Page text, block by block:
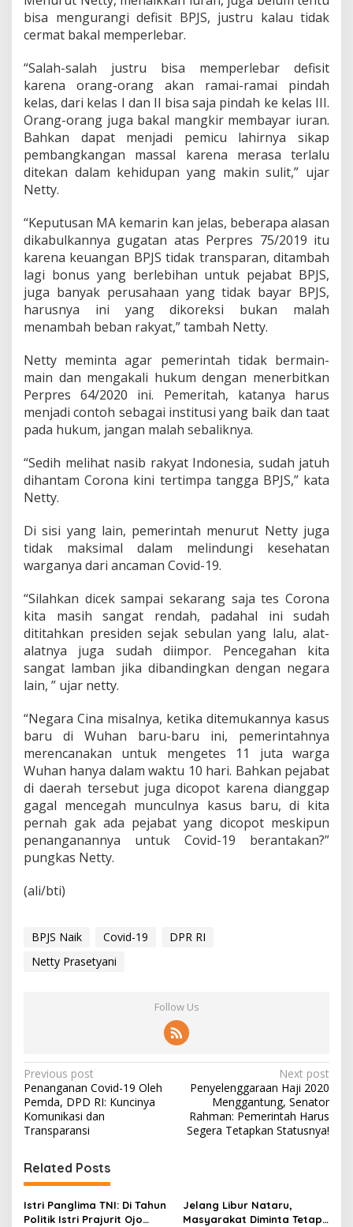
bisa mengurangi defisit BPJS, justru kalau tidak
cermat bakal memperlebar.
“Salah-salah justru bisa memperlebar defisit
karena orang-orang akan ramai-ramai pindah
kelas, dari kelas I dan II bisa saja pindah ke kelas III.
Orang-orang juga bakal mangkir membayar iuran.
Bahkan dapat menjadi pemicu lahirnya sikap
pembangkangan massal karena merasa terlalu
ditekan dalam kehidupan yang makin sulit,” ujar
Netty.
“Keputusan MA kemarin kan jelas, beberapa alasan
dikabulkannya gugatan atas Perpres 75/2019 itu
karena keuangan BPJS tidak transparan, ditambah
lagi bonus yang berlebihan untuk pejabat BPJS,
juga banyak perusahaan yang tidak bayar BPJS,
harusnya ini yang dikoreksi bukan malah
menambah beban rakyat,” tambah Netty.
Netty meminta agar pemerintah tidak bermain-
main dan mengakali hukum dengan menerbitkan
Perpres 64/2020 ini. Pemeritah, katanya harus
menjadi contoh sebagai institusi yang baik dan taat
pada hukum, jangan malah sebaliknya.
“Sedih melihat nasib rakyat Indonesia, sudah jatuh
dihantam Corona kini tertimpa tangga BPJS,” kata
Netty.
Di sisi yang lain, pemerintah menurut Netty juga
tidak maksimal dalam melindungi kesehatan
warganya dari ancaman Covid-19.
“Silahkan dicek sampai sekarang saja tes Corona
kita masih sangat rendah, padahal ini sudah
dititahkan presiden sejak sebulan yang lalu, alat-
alatnya juga sudah diimpor. Pencegahan kita
sangat lamban jika dibandingkan dengan negara
lain, ” ujar netty.
“Negara Cina misalnya, ketika ditemukannya kasus
baru di Wuhan baru-baru ini, pemerintahnya
merencanakan untuk mengetes 11 juta warga
Wuhan hanya dalam waktu 10 hari. Bahkan pejabat
di daerah tersebut juga dicopot karena dianggap
gagal mencegah munculnya kasus baru, di kita
pernah gak ada pejabat yang dicopot meskipun
penanganannya untuk Covid-19 berantakan?”
pungkas Netty.
(ali/bti)
BPJS Naik Covid-19
DPR RI
Netty Prasetyani
Follow Us
P
o
s
n
a
v
Previous post
Penanganan Covid-19 Oleh
Pemda, DPD RI: Kuncinya
Komunikasi dan
Transparansi
Next post
Penyelenggaraan Haji 2020
Menggantung, Senator
Rahman: Pemerintah Harus
Segera Tetapkan Statusnya!
Related Posts
Istri Panglima TNI: Di Tahun
Politik Istri Prajurit Ojo
Jelang Libur Nataru,
Masyarakat Diminta Tetap